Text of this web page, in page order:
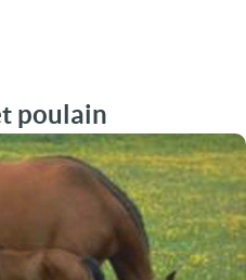
poulain